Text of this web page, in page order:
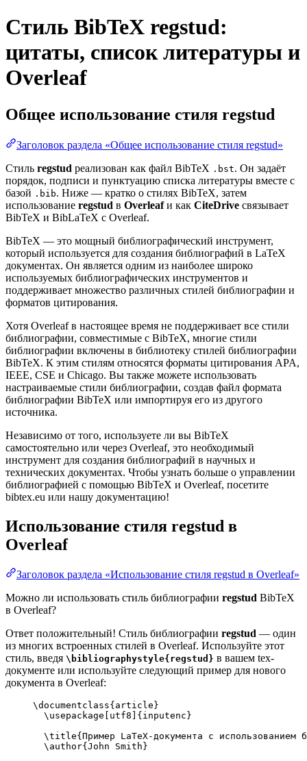
Стиль BibTeX regstud:
цитаты, список литературы и
Overleaf
Общее использование стиля regstud
Заголовок раздела «Общее использование стиля regstud»
Стиль regstud реализован как файл BibTeX .bst. Он задаёт
порядок, подписи и пунктуацию списка литературы вместе с
базой .bib. Ниже — кратко о стилях BibTeX, затем
использование regstud в Overleafи как CiteDrive связывает
BibTeX и BibLaTeX с Overleaf.
BibTeX — это мощный библиографический инструмент,
который используется для создания библиографий в LaTeX
документах. Он является одним из наиболее широко
используемых библиографических инструментов и
поддерживает множество различных стилей библиографии и
форматов цитирования.
Хотя Overleaf в настоящее время не поддерживает все стили
библиографии, совместимые с BibTeX, многие стили
библиографии включены в библиотеку стилей библиографии
BibTeX. К этим стилям относятся форматы цитирования APA,
IEEE, CSE и Chicago. Вы также можете использовать
настраиваемые стили библиографии, создав файл формата
библиографии BibTeX или импортируя его из другого
источника.
Независимо от того, используете ли вы BibTeX
самостоятельно или через Overleaf, это необходимый
инструмент для создания библиографий в научных и
технических документах. Чтобы узнать больше о управлении
библиографией с помощью BibTeX и Overleaf, посетите
bibtex.eu или нашу документацию!
Использование стиля regstud в
Overleaf
Заголовок раздела «Использование стиля regstud в Overleaf»
Можно ли использовать стиль библиографии regstud BibTeX
в Overleaf?
Ответ положительный! Стиль библиографии regstud — один
из многих встроенных стилей в Overleaf. Используйте этот
стиль, введя \bibliographystyle{regstud} в вашем tex-
документе или используйте следующий пример для нового
документа в Overleaf:
\documentclass{ article }
\usepackage
utf8 ]{ inputenc }
\title{Пример LaTeX-документа с
\author{John Smith}